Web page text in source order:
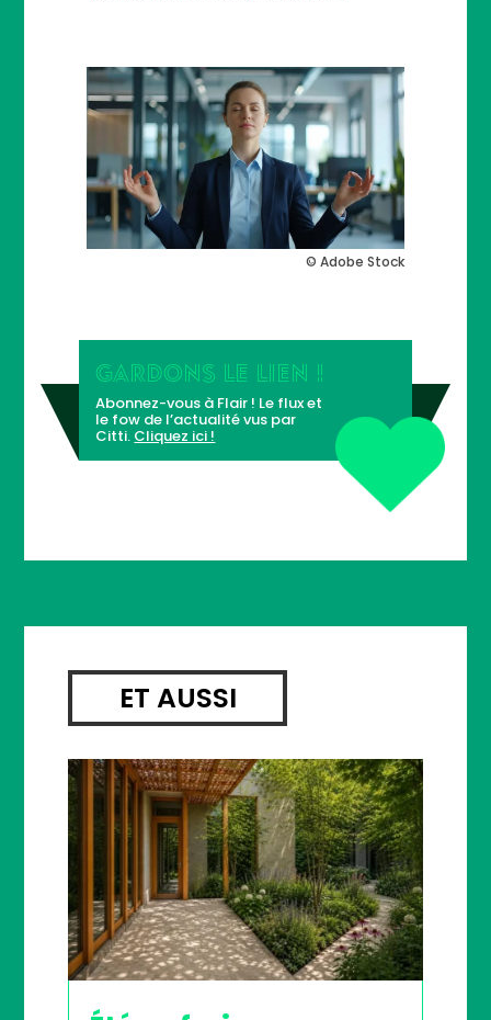
© Adobe Stock
GARDONS LE LIEN !
Abonnez-vous à Flair ! Le flux et
le fow de l’actualité vus par
Citti. Cliquez ici !
ET AUSSI